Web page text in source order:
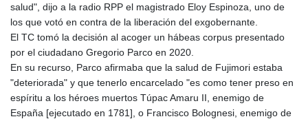
salud", dijo a la radio RPP el magistrado Eloy Espinoza, uno de
los que votó en contra de la liberación del exgobernante.
El TC tomó la decisión al acoger un hábeas corpus presentado
por el ciudadano Gregorio Parco en 2020.
En su recurso, Parco afirmaba que la salud de Fujimori estaba
"deteriorada" y que tenerlo encarcelado "es como tener preso en
espíritu a los héroes muertos Túpac Amaru II, enemigo de
España [ejecutado en 1781], o Francisco Bolognesi, enemigo de